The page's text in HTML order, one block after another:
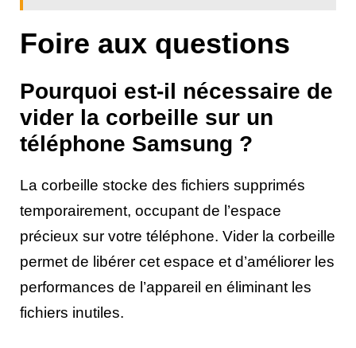
Foire aux questions
Pourquoi est-il nécessaire de
vider la corbeille sur un
téléphone Samsung ?
La corbeille stocke des fichiers supprimés
temporairement, occupant de l’espace
précieux sur votre téléphone. Vider la corbeille
permet de libérer cet espace et d’améliorer les
performances de l’appareil en éliminant les
fichiers inutiles.